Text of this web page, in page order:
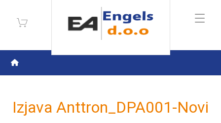
Izjava Anttron_DPA001-Novi